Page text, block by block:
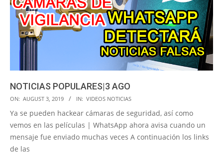
NOTICIAS POPULARES|3 AGO
2019-
08-
03
ON: AUGUST 3, 2019 IN: VIDEOS NOTICIAS
Ya se pueden hackear cámaras de seguridad, así como
vemos en las películas | WhatsApp ahora avisa cuando un
mensaje fue enviado muchas veces A continuación los links
de las